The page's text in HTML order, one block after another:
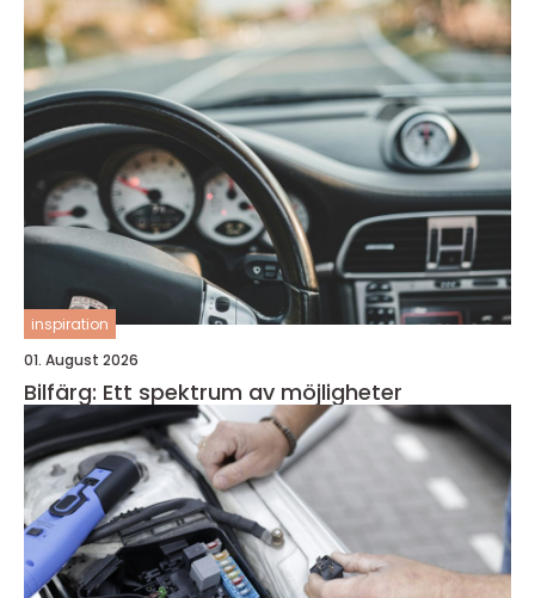
inspiration
01. August 2026
Bilfärg: Ett spektrum av möjligheter